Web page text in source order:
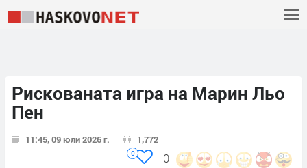
Рискованата игра на Марин Льо
Пен
11:45, 09 юли 2026 г. 1,772
0
0